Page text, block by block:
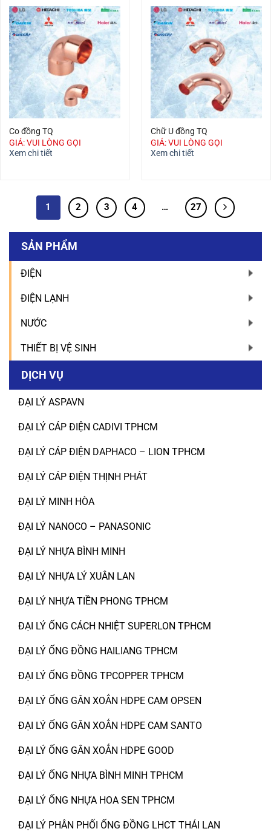
SẢN PHẨM
ĐIỆN
ĐIỆN LẠNH
NƯỚC
THIẾT BỊ VỆ SINH
DỊCH VỤ
ĐẠI LÝ ASPAVN
ĐẠI LÝ CÁP ĐIỆN CADIVI TPHCM
ĐẠI LÝ CÁP ĐIỆN DAPHACO – LION TPHCM
ĐẠI LÝ CÁP ĐIỆN THỊNH PHÁT
ĐẠI LÝ MINH HÒA
ĐẠI LÝ NANOCO – PANASONIC
ĐẠI LÝ NHỰA BÌNH MINH
ĐẠI LÝ NHỰA LÝ XUÂN LAN
ĐẠI LÝ NHỰA TIỀN PHONG TPHCM
ĐẠI LÝ ỐNG CÁCH NHIỆT SUPERLON TPHCM
ĐẠI LÝ ỐNG ĐỒNG HAILIANG TPHCM
ĐẠI LÝ ỐNG ĐỒNG TPCOPPER TPHCM
ĐẠI LÝ ỐNG GÂN XOẮN HDPE CAM OPSEN
ĐẠI LÝ ỐNG GÂN XOẮN HDPE CAM SANTO
ĐẠI LÝ ỐNG GÂN XOẮN HDPE GOOD
ĐẠI LÝ ỐNG NHỰA BÌNH MINH TPHCM
ĐẠI LÝ ỐNG NHỰA HOA SEN TPHCM
ĐẠI LÝ PHÂN PHỐI ỐNG ĐỒNG LHCT THÁI LAN
Co đồng TQ
GIÁ: VUI LÒNG GỌI
Xem chi tiết
Chữ U đồng TQ
GIÁ: VUI LÒNG GỌI
Xem chi tiết
1 2 3 4 … 27